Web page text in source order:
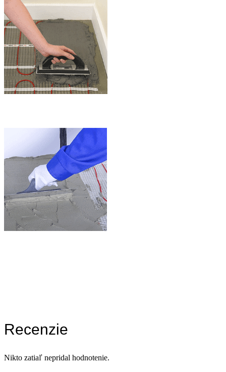
Recenzie
Nikto zatiaľ nepridal hodnotenie.